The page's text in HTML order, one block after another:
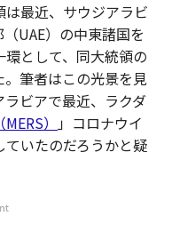
最近、サウジアラビ
UAE）の中東諸国を
として、同大統領の
筆者はこの光景を見
ビアで最近、ラクダ
） 」コロナウイ
いたのだろうかと疑